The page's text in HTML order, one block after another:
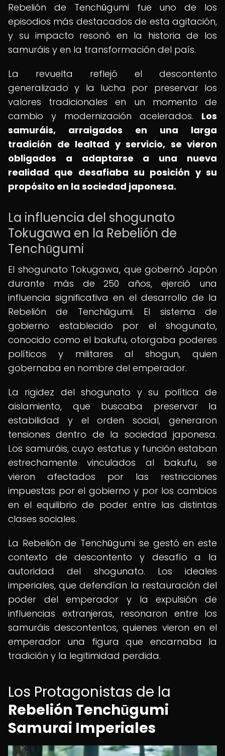
Rebelión de Tenchūgumi fue uno de los
episodios más destacados de esta agitación,
y su impacto resonó en la historia de los
samuráis y en la transformación del país.
La revuelta reflejó el descontento
generalizado y la lucha por preservar los
valores tradicionales en un momento de
cambio y modernización acelerados. Los
samuráis, arraigados en una larga
tradición de lealtad y servicio, se vieron
obligados a adaptarse a una nueva
realidad que desafiaba su posición y su
propósito en la sociedad japonesa.
La influencia del shogunato
Tokugawa en la Rebelión de
Tenchūgumi
El shogunato Tokugawa, que gobernó Japón
durante más de 250 años, ejerció una
influencia significativa en el desarrollo de la
Rebelión de Tenchūgumi. El sistema de
gobierno establecido por el shogunato,
conocido como el bakufu, otorgaba poderes
políticos y militares al shogun, quien
gobernaba en nombre del emperador.
La rigidez del shogunato y su política de
aislamiento, que buscaba preservar la
estabilidad y el orden social, generaron
tensiones dentro de la sociedad japonesa.
Los samuráis, cuyo estatus y función estaban
estrechamente vinculados al bakufu, se
vieron afectados por las restricciones
impuestas por el gobierno y por los cambios
en el equilibrio de poder entre las distintas
clases sociales.
La Rebelión de Tenchūgumi se gestó en este
contexto de descontento y desafío a la
autoridad del shogunato. Los ideales
imperiales, que defendían la restauración del
poder del emperador y la expulsión de
influencias extranjeras, resonaron entre los
samuráis descontentos, quienes vieron en el
emperador una figura que encarnaba la
tradición y la legitimidad perdida.
Los Protagonistas de la
Rebelión Tenchūgumi
Samurai Imperiales